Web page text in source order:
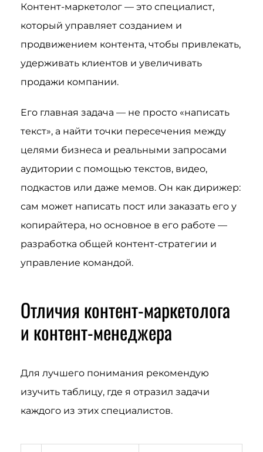
Контент-маркетолог — это специалист,
который управляет созданием и
продвижением контента, чтобы привлекать,
удерживать клиентов и увеличивать
продажи компании.
Его главная задача — не просто «написать
текст», а найти точки пересечения между
целями бизнеса и реальными запросами
аудитории с помощью текстов, видео,
подкастов или даже мемов. Он как дирижер:
сам может написать пост или заказать его у
копирайтера, но основное в его работе —
разработка общей контент-стратегии и
управление командой.
Отличия контент-маркетолога
и контент-менеджера
Для лучшего понимания рекомендую
изучить таблицу, где я отразил задачи
каждого из этих специалистов.